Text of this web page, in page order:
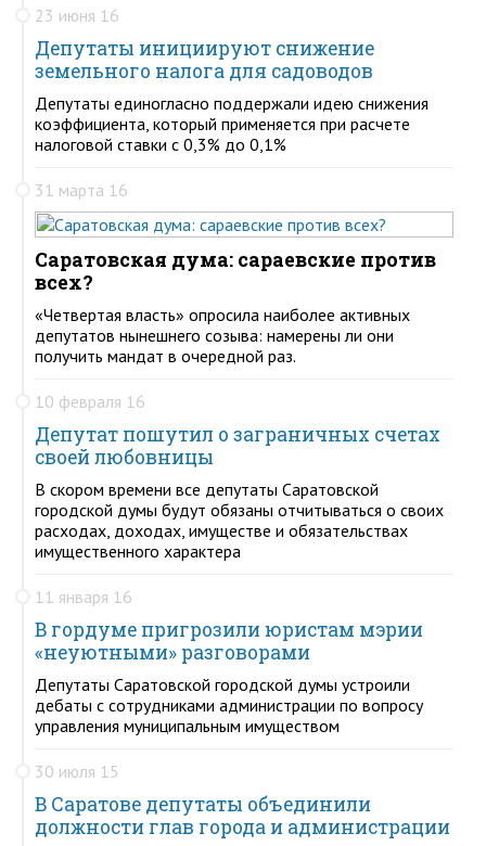
23 июня 16
Депутаты инициируют снижение
земельного налога для садоводов
Депутаты единогласно поддержали идею снижения
коэффициента, который применяется при расчете
налоговой ставки с 0,3% до 0,1%
31 марта 16
Саратовская дума: сараевские против
всех?
«Четвертая власть» опросила наиболее активных
депутатов нынешнего созыва: намерены ли они
получить мандат в очередной раз.
10 февраля 16
Депутат пошутил о заграничных счетах
своей любовницы
В скором времени все депутаты Саратовской
городской думы будут обязаны отчитываться о своих
расходах, доходах, имуществе и обязательствах
имущественного характера
11 января 16
В гордуме пригрозили юристам мэрии
«неуютными» разговорами
Депутаты Саратовской городской думы устроили
дебаты с сотрудниками администрации по вопросу
управления муниципальным имуществом
30 июля 15
В Саратове депутаты объединили
должности глав города и администрации